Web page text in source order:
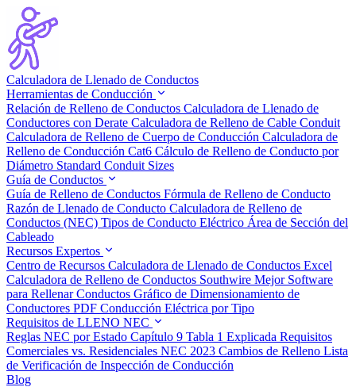
Calculadora de Llenado de Conductos
Herramientas de Conducción
Relación de Relleno de Conductos Calculadora de Llenado de
Conductores con Derate Calculadora de Relleno de Cable Conduit
Calculadora de Relleno de Cuerpo de Conducción Calculadora de
Relleno de Conducción Cat6 Cálculo de Relleno de Conducto por
Diámetro Standard Conduit Sizes
Guía de Conductos
Guía de Relleno de Conductos Fórmula de Relleno de Conducto
Razón de Llenado de Conducto Calculadora de Relleno de
Conductos (NEC) Tipos de Conducto Eléctrico Área de Sección del
Cableado
Recursos Expertos
Centro de Recursos Calculadora de Llenado de Conductos Excel
Calculadora de Relleno de Conductos Southwire Mejor Software
para Rellenar Conductos Gráfico de Dimensionamiento de
Conductores PDF Conducción Eléctrica por Tipo
Requisitos de LLENO NEC
Reglas NEC por Estado Capítulo 9 Tabla 1 Explicada Requisitos
Comerciales vs. Residenciales NEC 2023 Cambios de Relleno Lista
de Verificación de Inspección de Conducción
Blog